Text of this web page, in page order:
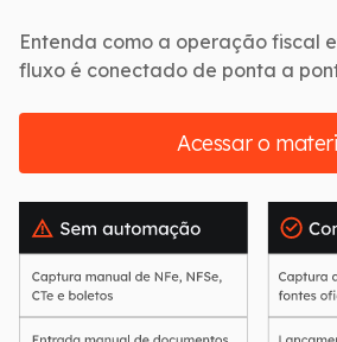
Entenda como a operação fiscal
fluxo é conectado de ponta a
Acessar o